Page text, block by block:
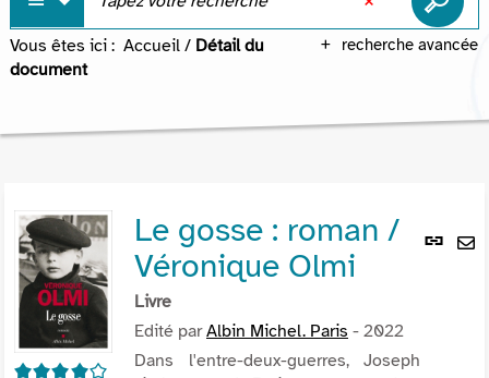
recherche avancée
Vous êtes ici : Accueil / Détail du
document
Lien
4/5
Le gosse : roman /
Véronique Olmi
Livre
Edité parAlbin Michel. Paris - 2022
Dans l'entre-deux-guerres, Joseph